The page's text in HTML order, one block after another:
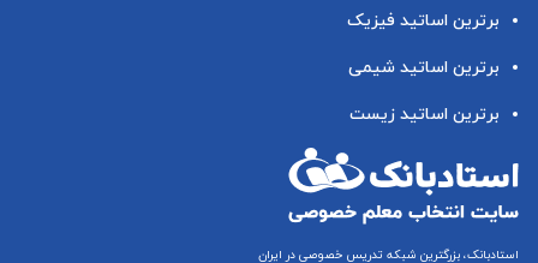
برترین اساتید فیزیک
برترین اساتید شیمی
برترین اساتید زیست
استادبانک، بزرگترین شبکه تدریس خصوصی در ایران